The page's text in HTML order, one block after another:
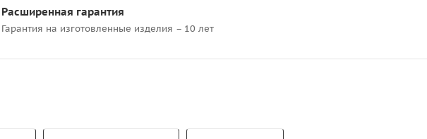
Расширенная гарантия
Гарантия на изготовленные изделия – 10 лет